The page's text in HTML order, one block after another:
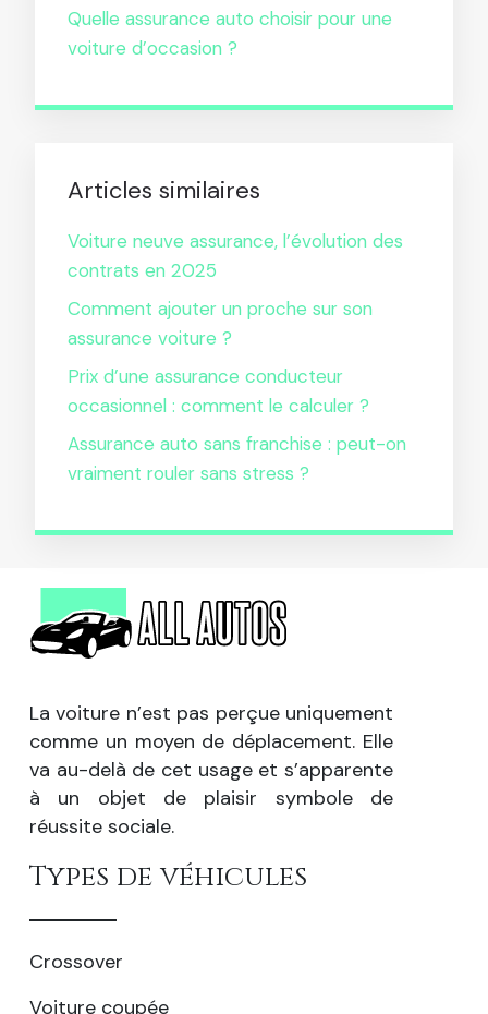
Quelle assurance auto choisir pour une
voiture d’occasion ?
Articles similaires
Voiture neuve assurance, l’évolution des
contrats en 2025
Comment ajouter un proche sur son
assurance voiture ?
Prix d’une assurance conducteur
occasionnel : comment le calculer ?
Assurance auto sans franchise : peut-on
vraiment rouler sans stress ?
La voiture n’est pas perçue uniquement
comme un moyen de déplacement. Elle
va au-delà de cet usage et s’apparente
à un objet de plaisir symbole de
réussite sociale.
Types de véhicules
Crossover
Voiture coupée